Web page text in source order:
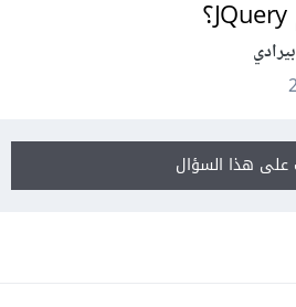
على هذا السؤال